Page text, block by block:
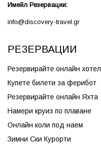
Имейл Резервации:
info@discovery-travel.gr
РЕЗЕРВАЦИИ
Резервирайте онлайн хотел
Купете билети за ферибот
Резервирайте онлайн Яхта
Намери круиз по плаване
Онлайн коли под наем
Зимни Ски Курорти